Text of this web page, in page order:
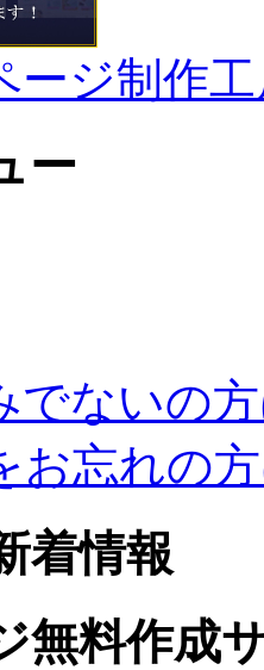
ージ制作
ー
でないの
お忘れの
着情報
無料作成